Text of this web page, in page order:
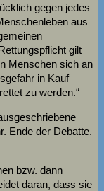
gegen jedes
aus
gilt
Menschen sich an
in Kauf
zu werden.“
Ende der Debatte.
bzw. dann
daran, dass sie